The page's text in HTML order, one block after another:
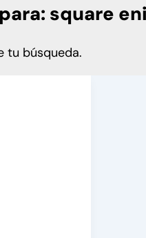
square
tu búsqueda.